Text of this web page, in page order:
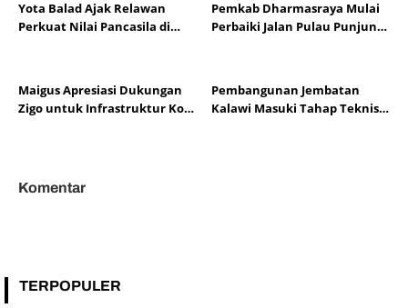
Yota Balad Ajak Relawan
Perkuat Nilai Pancasila di
Pemkab Dharmasraya Mulai
Perbaiki Jalan Pulau Punjung–
Maigus Apresiasi Dukungan
Zigo untuk Infrastruktur Kota
Pembangunan Jembatan
Kalawi Masuki Tahap Teknis,
Komentar
TERPOPULER